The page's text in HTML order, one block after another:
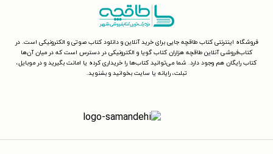
فروشگاه اینترنتی کتاب طاقچه جایی برای خرید آنلاین و دانلود کتاب صوتی و الکترونیکی است. در
کتاب‌فروشی آنلاین طاقچه هزاران کتاب گویا و الکترونیکی در دسترس است که در میان آن‌ها
کتاب رایگان هم وجود دارد. شما می‌توانید کتاب‌ها را خریداری کرده یا امانت بگیرید و در موبایل،
تبلت، رایانه یا سایت بخوانید و بشنوید.